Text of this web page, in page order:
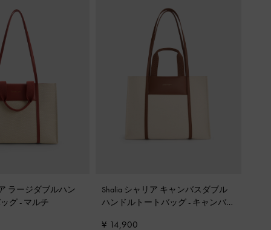
ラージダブルハン
グ - マルチ
Shalia シャリア キャンバスダブル
ハンドルトートバッグ - キャンバス
¥ 14,900